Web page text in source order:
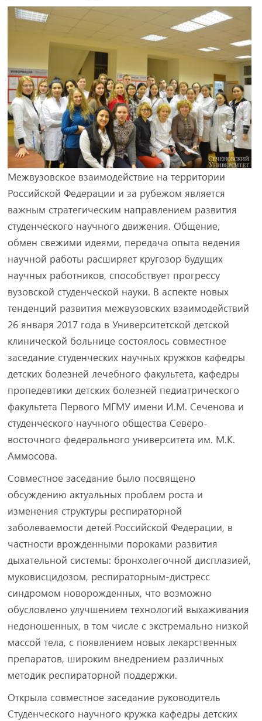
Межвузовское взаимодействие на территории
Российской Федерации и за рубежом является
важным стратегическим направлением развития
студенческого научного движения. Общение,
обмен свежими идеями, передача опыта ведения
научной работы расширяет кругозор будущих
научных работников, способствует прогрессу
вузовской студенческой науки. В аспекте новых
тенденций развития межвузовских взаимодействий
26 января 2017 года в Университетской детской
клинической больнице состоялось совместное
заседание студенческих научных кружков кафедры
детских болезней лечебного факультета, кафедры
пропедевтики детских болезней педиатрического
факультета Первого МГМУ имени И.М. Сеченова и
студенческого научного общества Северо-
восточного федерального университета им. М.К.
Аммосова.
Совместное заседание было посвящено
обсуждению актуальных проблем роста и
изменения структуры респираторной
заболеваемости детей Российской Федерации, в
частности врожденными пороками развития
дыхательной системы: бронхолегочной дисплазией,
муковисцидозом, респираторным-дистресс
синдромом новорожденных, что возможно
обусловлено улучшением технологий выхаживания
недоношенных, в том числе с экстремально низкой
массой тела, с появлением новых лекарственных
препаратов, широким внедрением различных
методик респираторной поддержки.
Открыла совместное заседание руководитель
Студенческого научного кружка кафедры детских